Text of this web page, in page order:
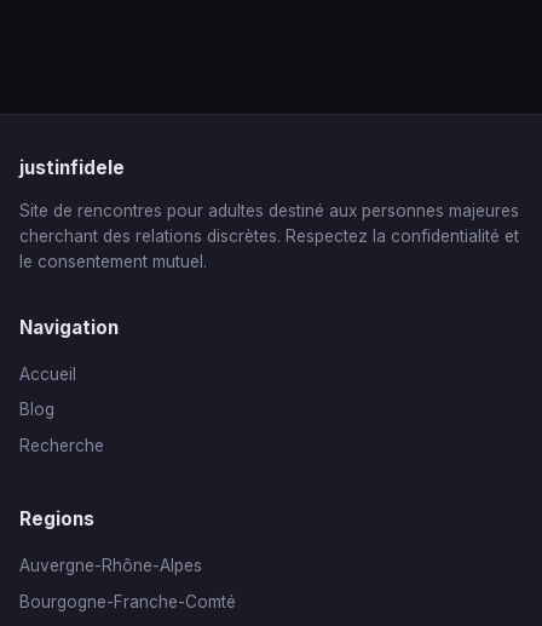
justinfidele
Site de rencontres pour adultes destiné aux personnes majeures
cherchant des relations discrètes. Respectez la confidentialité et
le consentement mutuel.
Navigation
Accueil
Blog
Recherche
Regions
Auvergne-Rhône-Alpes
Bourgogne-Franche-Comté